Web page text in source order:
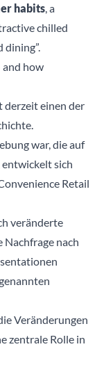
habits , a
chilled
dining”.
and how
derzeit einen der
war, die auf
sich
Retail
veränderte
nach
Veränderungen
zentrale Rolle in